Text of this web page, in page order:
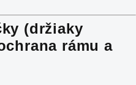
(držiaky
rámu a